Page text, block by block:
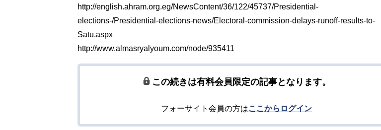
http://english.ahram.org.eg/NewsContent/36/122/45737/Presidential-
elections-/Presidential-elections-news/Electoral-commission-delays-runoff-results-to-
Satu.aspx
http://www.almasryalyoum.com/node/935411
この続きは有料会員限定の記事となります。
フォーサイト会員の方はここからログイン